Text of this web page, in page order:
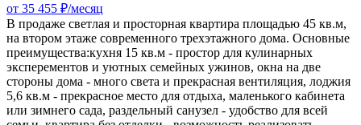
от 35 455 ₽/месяц
В продаже светлая и просторная квартира площадью 45 кв.м,
на втором этаже современного трехэтажного дома. Основные
преимущества:кухня 15 кв.м - простор для кулинарных
эксперементов и уютных семейных ужинов, окна на две
стороны дома - много света и прекрасная вентиляция, лоджия
5,6 кв.м - прекрасное место для отдыха, маленького кабинета
или зимнего сада, раздельный санузел - удобство для всей